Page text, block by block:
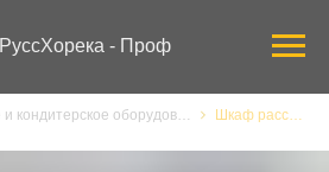
РуссХорека - Проф